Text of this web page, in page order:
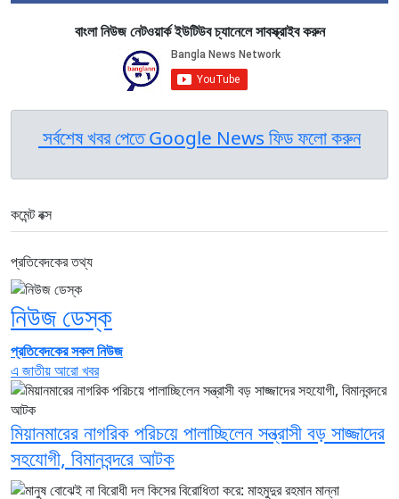
বাংলা নিউজ নেটওয়ার্ক ইউটিউব চ্যানেলে সাবস্ক্রাইব করুন
সর্বশেষ খবর পেতে Google News ফিড ফলো করুন
কমেন্ট বক্স
প্রতিবেদকের তথ্য
নিউজ ডেস্ক
প্রতিবেদকের সকল নিউজ
এ জাতীয় আরো খবর
মিয়ানমারের নাগরিক পরিচয়ে পালাচ্ছিলেন সন্ত্রাসী বড় সাজ্জাদের
সহযোগী, বিমানবন্দরে আটক